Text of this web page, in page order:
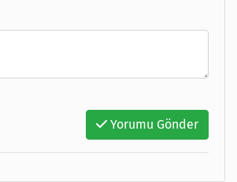
Yorumu Gönder